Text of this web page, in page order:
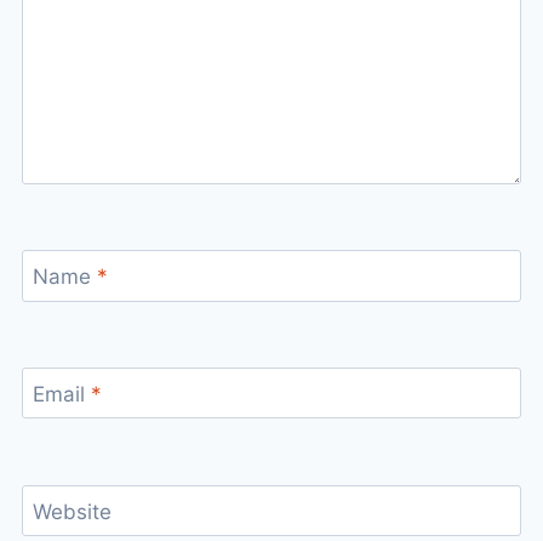
Name *
Email *
Website